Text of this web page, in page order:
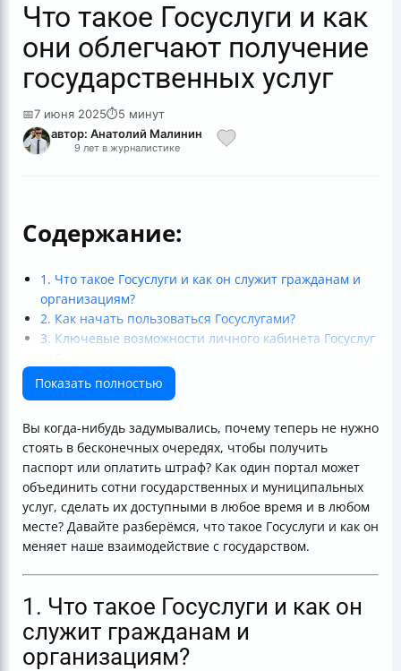
Что такое Госуслуги и как
они облегчают получение
государственных услуг
📅7 июня 2025⏱5 минут
автор: Анатолий Малинин
9 лет в журналистике
Содержание:
1. Что такое Госуслуги и как он служит гражданам и
организациям?
2. Как начать пользоваться Госуслугами?
3. Ключевые возможности личного кабинета Госуслуг
5. Преимущества и доступность электронных услуг
6. Практические примеры и последние нововведения
Показать полностью
Вы когда-нибудь задумывались, почему теперь не нужно
стоять в бесконечных очередях, чтобы получить
паспорт или оплатить штраф? Как один портал может
объединить сотни государственных и муниципальных
услуг, сделать их доступными в любое время и в любом
месте? Давайте разберёмся, что такое Госуслуги и как он
меняет наше взаимодействие с государством.
1. Что такое Госуслуги и как он
служит гражданам и
организациям?